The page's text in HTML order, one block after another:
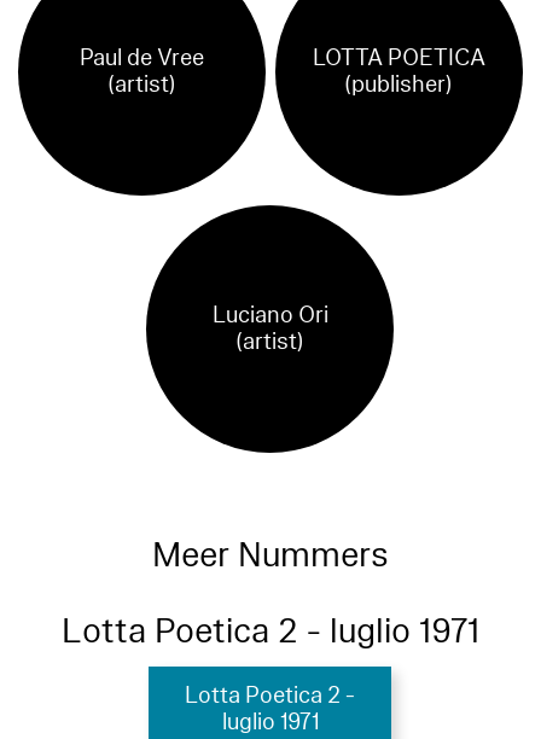
Paul de Vree
(artist)
LOTTA POETICA
(publisher)
Luciano Ori
(artist)
Meer Nummers
Lotta Poetica 2 - luglio 1971
Lotta Poetica 2 -
luglio 1971